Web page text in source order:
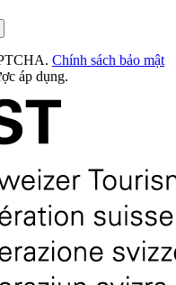
Chính sách bảo mật
áp dụng.